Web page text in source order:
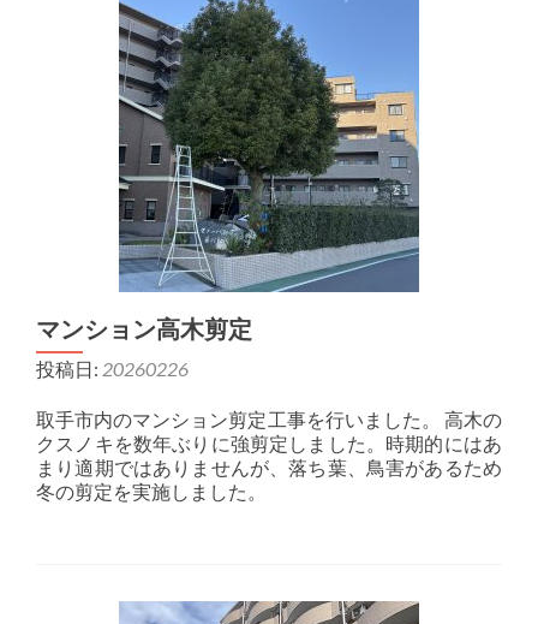
マンション高木剪定
投稿日: 20260226
取手市内のマンション剪定工事を行いました。 高木の
クスノキを数年ぶりに強剪定しました。時期的にはあ
まり適期ではありませんが、落ち葉、鳥害があるため
冬の剪定を実施しました。